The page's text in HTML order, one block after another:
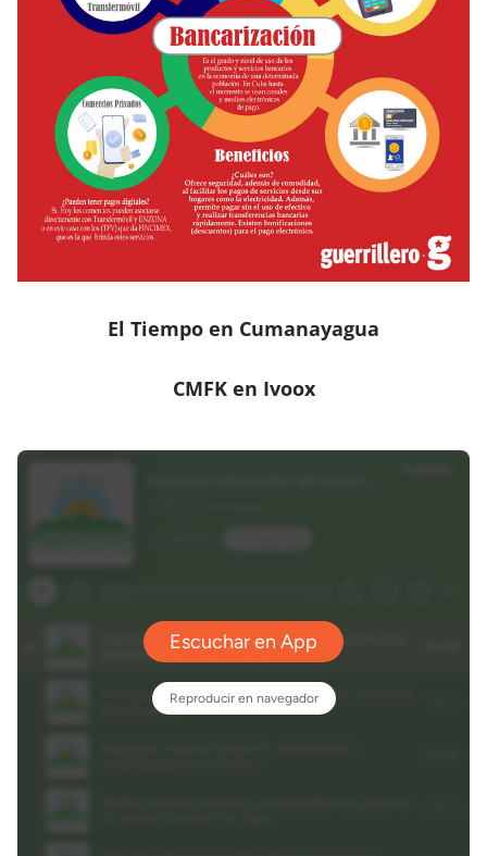
El Tiempo en Cumanayagua
CMFK en Ivoox